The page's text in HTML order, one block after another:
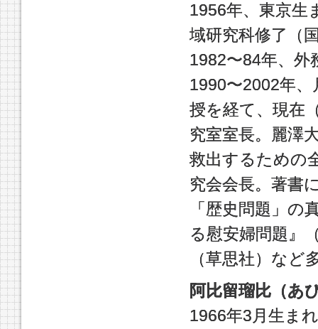
1956年、東京生
域研究科修了（
1982〜84年、外
1990〜2002年
授を経て、現在
究室室長。麗澤
救出するための
究会会長。著書
「歴史問題」の
る慰安婦問題』
（草思社）など
阿比留瑠比（あ
1966年3月生ま